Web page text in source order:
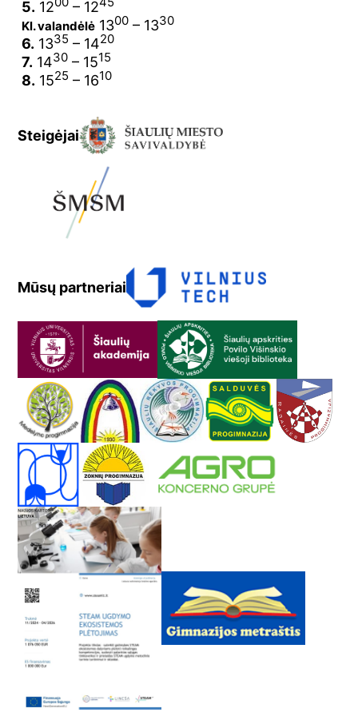
5. 12 – 12
Kl. valandėlė 1300 – 1330
6. 1335 – 1420
7. 1430 – 1515
8. 1525 – 1610
Steigėjai
Mūsų partneriai